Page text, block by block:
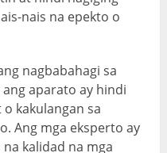
nais na epekto o
nagbabahagi sa
aparato ay hindi
kakulangan sa
Ang mga eksperto ay
kalidad na mga